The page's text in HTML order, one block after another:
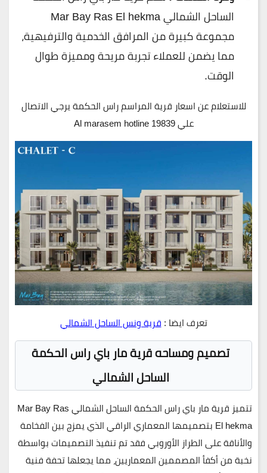
الساحل الشمالي Mar Bay Ras El hekma
مجموعة كبيرة من المرافق الخدمية والترفيهية،
مما يضمن للعملاء تجربة مريحة ومميزة طوال
الوقت.
للاستعلام عن اسعار قرية المراسم راس الحكمة يرجي الاتصال
علي 19839 Al marasem hotline
تعرف ايضا :قرية ونس الساحل الشمالي
تصميم ومساحه قرية مار باي راس الحكمة
الساحل الشمالي
تتميز قرية مار باي راس الحكمة الساحل الشمالي Mar Bay Ras
El hekma بتصميمها المعماري الراقي الذي يمزج بين الفخامة
والأناقة على الطراز الأوروبي فقد تم تنفيذ التصميمات بواسطة
نخبة من أكفأ المصممين المعماريين، مما يجعلها تحفة فنية